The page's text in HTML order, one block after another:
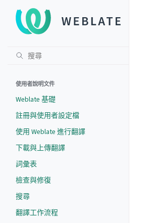
使用者說明文件
Weblate 基礎
註冊與使用者設定檔
使用 Weblate 進行翻譯
下載與上傳翻譯
詞彙表
檢查與修復
搜尋
翻譯工作流程